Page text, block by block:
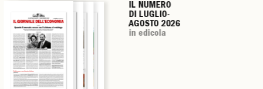
IL NUMERO
DI LUGLIO-
AGOSTO 2026
in edicola
IL NUMERO
DI LUGLIO-
AGOSTO 2026
in edicola
IL NUMERO
DI LUGLIO-
AGOSTO 2026
in edicola
IL NUMERO
DI LUGLIO-
AGOSTO 2026
in edicola